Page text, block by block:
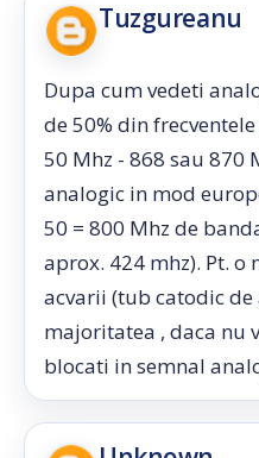
Tuzgureanu
Dupa cum vedeti
de 50% din
50 Mhz - 868 sau 870
analogic in mod
50 = 800 Mhz de
aprox. 424 mhz). Pt.
acvarii (tub catodic
majoritatea , daca nu
blocati in semnal